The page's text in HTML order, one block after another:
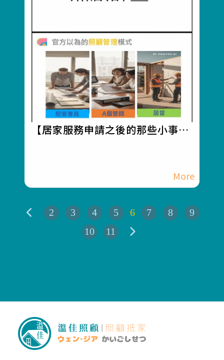
【居家服務申請之後的那些小事】
2 3 4 5 6 7 8
9
10
11